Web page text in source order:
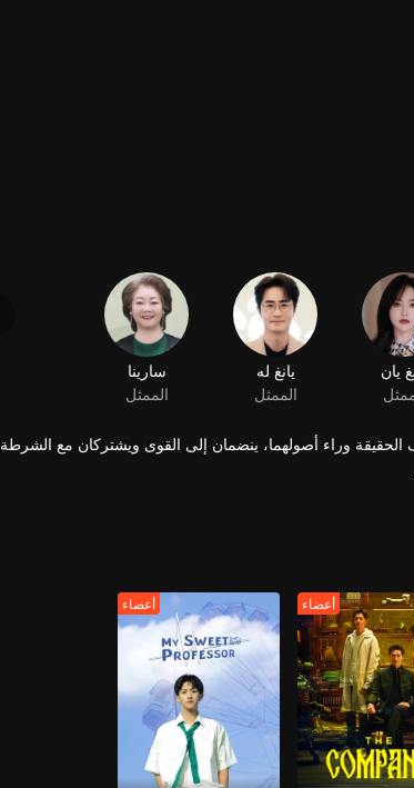
وراء أصولهما، ينضمان إلى القوى ويشتركان مع الشرطة
أعضاء أعضاء